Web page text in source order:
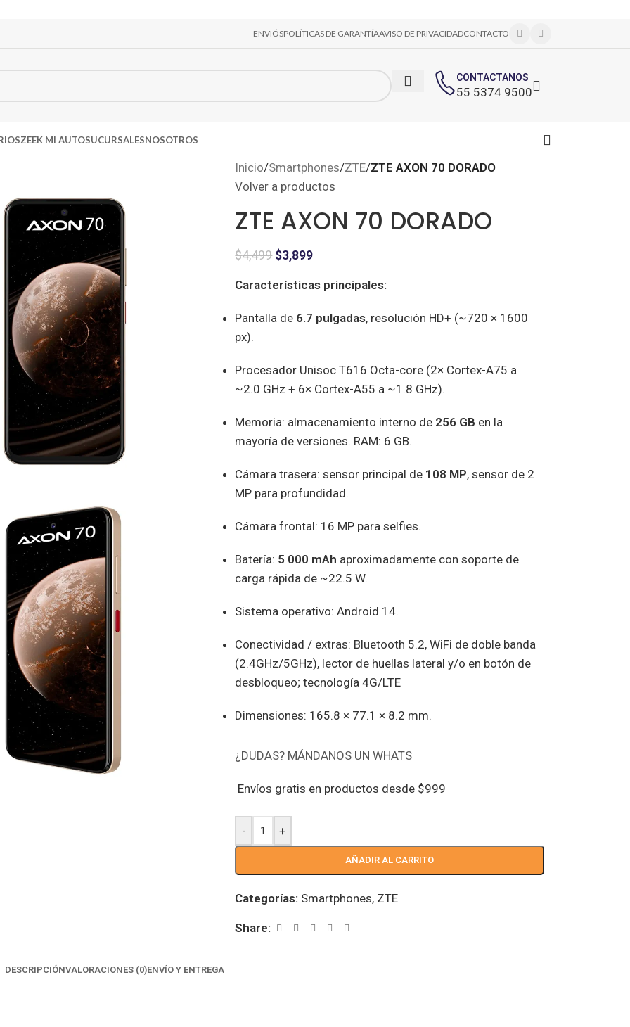
ENVIÓSPOLÍTICAS DE GARANTÍAAVISO DE PRIVACIDADCONTACTO
CONTACTANOS
55 5374 9500
ZEEK MI AUTOSUCURSALESNOSOTROS
Inicio/Smartphones/ZTE/ZTE AXON 70 DORADO
Volver a productos
ZTE AXON 70 DORADO
$4,499 $3,899
Características principales:
Pantalla de 6.7 pulgadas, resolución HD+ (~720 × 1600
px).
Procesador Unisoc T616 Octa-core (2× Cortex-A75 a
~2.0 GHz + 6× Cortex-A55 a ~1.8 GHz).
Memoria: almacenamiento interno de 256 GB en la
mayoría de versiones. RAM: 6 GB.
Cámara trasera: sensor principal de 108 MP, sensor de 2
MP para profundidad.
Cámara frontal: 16 MP para selfies.
Batería: 5 000 mAh aproximadamente con soporte de
carga rápida de ~22.5 W.
Sistema operativo: Android 14.
Conectividad / extras: Bluetooth 5.2, WiFi de doble banda
(2.4GHz/5GHz), lector de huellas lateral y/o en botón de
desbloqueo; tecnología 4G/LTE
Dimensiones: 165.8 × 77.1 × 8.2 mm.
¿DUDAS? MÁNDANOS UN WHATS
Envíos gratis en productos desde $999
- +
AÑADIR AL CARRITO
Categorías: Smartphones, ZTE
Share:
DESCRIPCIÓNVALORACIONES (0)ENVÍO Y ENTREGA